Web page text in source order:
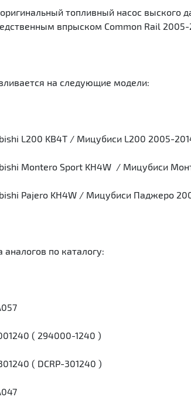
топливный насос выского
впрыском Common Rail 2005-
на следующие модели:
L200 KB4T / Мицубиси L200 2005-
Montero Sport KH4W / Мицубиси
Pajero KH4W / Мицубиси Паджеро
аналогов по каталогу:
( 294000-1240 )
( DCRP-301240 )